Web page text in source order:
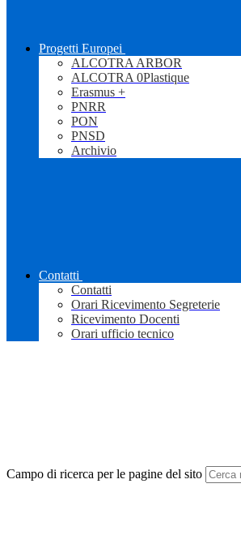
Progetti Europei
ALCOTRA ARBOR
ALCOTRA 0Plastique
Erasmus +
PNRR
PON
PNSD
Archivio
Contatti
Contatti
Orari Ricevimento Segreterie
Ricevimento Docenti
Orari ufficio tecnico
Campo di ricerca per le pagine del sito